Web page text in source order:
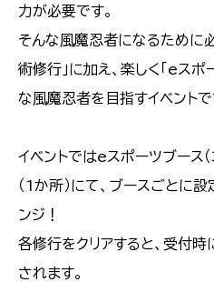
力が必要です。
そんな風魔忍者になるために
術修行」に加え、楽しく「eス
な風魔忍者を目指すイベントで
イベントではeスポーツブース
（1か所）にて、ブースごとに
ンジ！
各修行をクリアすると、受付
されます。